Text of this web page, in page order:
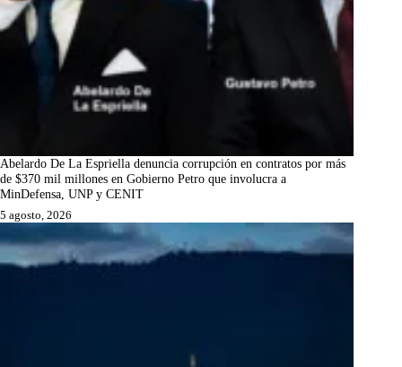
Abelardo De La Espriella denuncia corrupción en contratos por más
de $370 mil millones en Gobierno Petro que involucra a
MinDefensa, UNP y CENIT
5 agosto, 2026